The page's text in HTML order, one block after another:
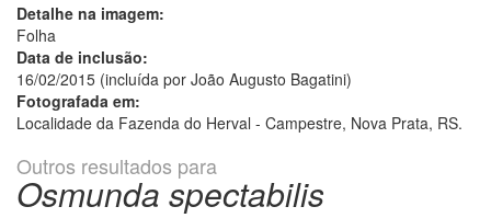
Detalhe na imagem:
Folha
Data de inclusão:
16/02/2015 (incluída por João Augusto Bagatini)
Fotografada em:
Localidade da Fazenda do Herval - Campestre, Nova Prata, RS.
Outros resultados para
Osmunda spectabilis